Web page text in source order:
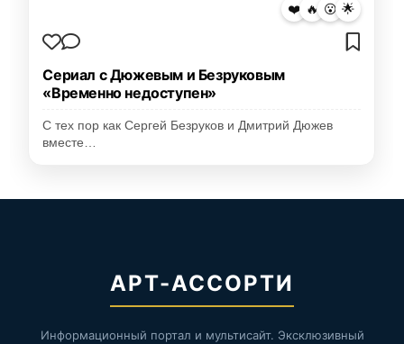
❤️ 🔥 😮 🌟
Сериал с Дюжевым и Безруковым
«Временно недоступен»
С тех пор как Сергей Безруков и Дмитрий Дюжев
вместе…
АРТ-АССОРТИ
Информационный портал и мультисайт. Эксклюзивный